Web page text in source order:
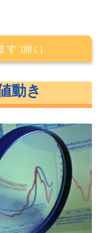
す
3指数
ンス
と確信するバイ
動き